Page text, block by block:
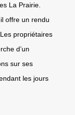
La Prairie.
offre un rendu
propriétaires
d’un
sur ses
les jours